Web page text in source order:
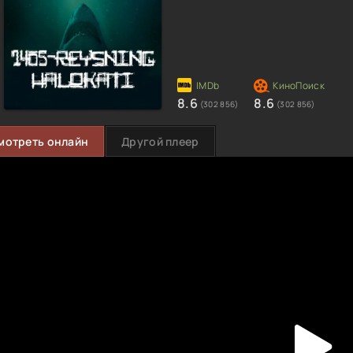
8.6 (302 856) 8.6 (302 856)
онлайн Другой плеер